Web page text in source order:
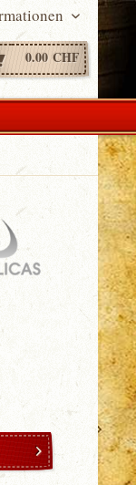
0.00 CHF